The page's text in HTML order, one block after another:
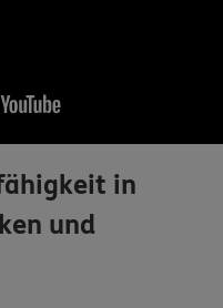
in
und